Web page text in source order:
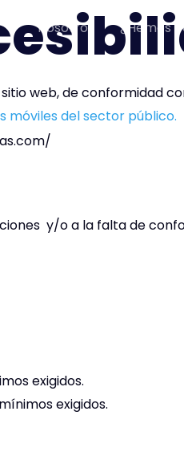
Nosotros ¿Hemos
sitio web, de conformidad
móviles del sector público.
y/o a la falta de
exigidos.
exigidos.